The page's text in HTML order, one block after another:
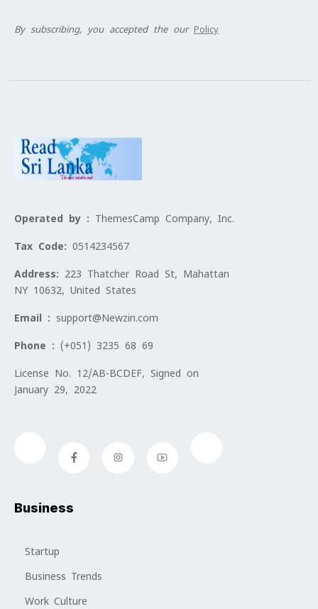
By subscribing, you accepted the our Policy
Operated by : ThemesCamp Company, Inc.
Tax Code: 0514234567
Address: 223 Thatcher Road St, Mahattan
NY 10632, United States
Email : support@Newzin.com
Phone : (+051) 3235 68 69
License No. 12/AB-BCDEF, Signed on
January 29, 2022
Business
Startup
Business Trends
Work Culture